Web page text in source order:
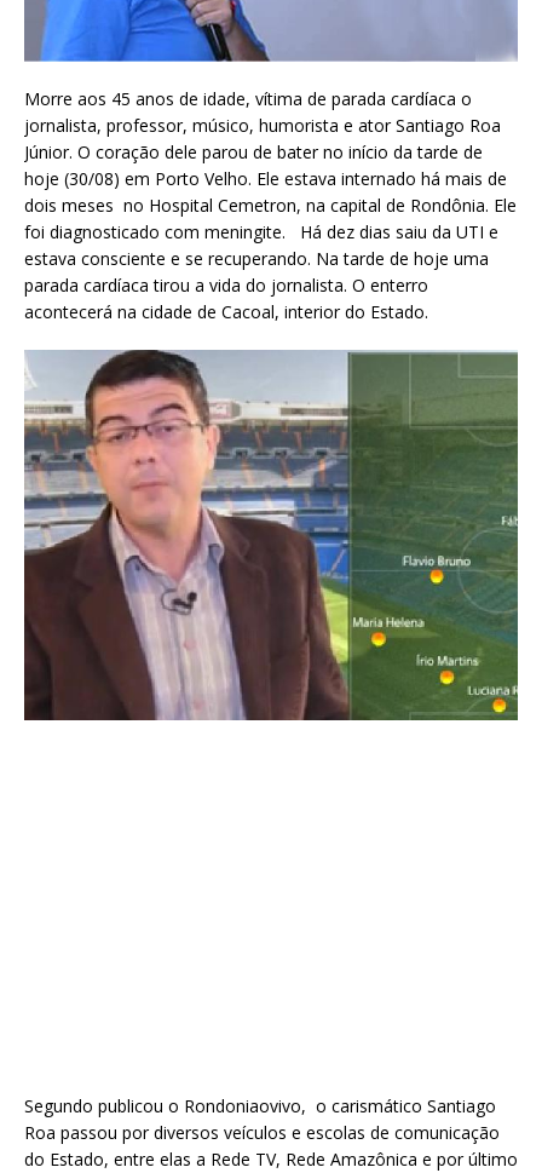
Morre aos 45 anos de idade, vítima de parada cardíaca o
jornalista, professor, músico, humorista e ator Santiago Roa
Júnior. O coração dele parou de bater no início da tarde de
hoje (30/08) em Porto Velho. Ele estava internado há mais de
dois meses no Hospital Cemetron, na capital de Rondônia. Ele
foi diagnosticado com meningite. Há dez dias saiu da UTI e
estava consciente e se recuperando. Na tarde de hoje uma
parada cardíaca tirou a vida do jornalista. O enterro
acontecerá na cidade de Cacoal, interior do Estado.
Segundo publicou o Rondoniaovivo, o carismático Santiago
Roa passou por diversos veículos e escolas de comunicação
do Estado, entre elas a Rede TV, Rede Amazônica e por último